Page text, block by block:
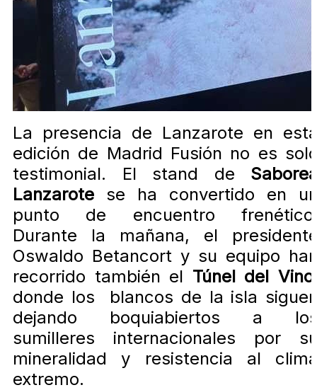
La presencia de Lanzarote en
edición de Madrid Fusión no es
testimonial. El stand de
Lanzarote se ha convertido en
punto de encuentro
Durante la mañana, el
Oswaldo Betancort y su equipo
recorrido también el Túnel del Vino
donde los blancos de la isla
dejando boquiabiertos a
sumilleres internacionales por
mineralidad y resistencia al
extremo.